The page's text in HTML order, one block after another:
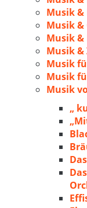
Musik &
Musik &
Musik
Musik
Musik
Musik
Musik
„